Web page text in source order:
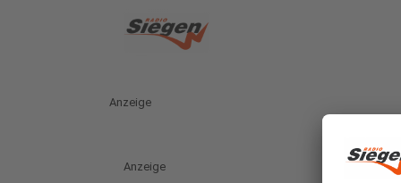
Anzeige
Anzeige